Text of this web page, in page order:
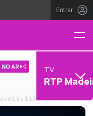
Entrar
NO AR TV
RTP